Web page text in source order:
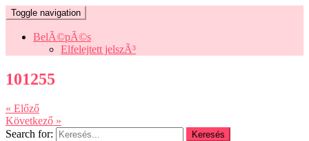
Toggle navigation
BelÃ©pÃ©s
Elfelejtett jelszÃ³
101255
« Előző
Következő »
Search for: